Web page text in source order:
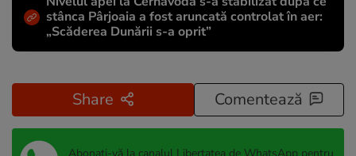
stânca Pârjoaia a fost aruncată controlat în aer:
„Scăderea Dunării s-a oprit”
Share Comentează